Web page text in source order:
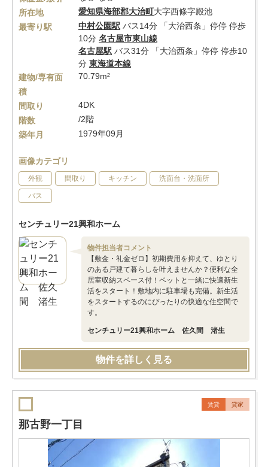
所在地
愛知県海部郡大治町大字西條字殿池
最寄り駅
中村公園駅 バス14分 「大治西条」停停 停歩
10分 名古屋市東山線
名古屋駅 バス31分 「大治西条」停停 停歩10
分 東海道本線
建物/専有面
積
70.79m²
間取り
4DK
階数
/2階
築年月
1979年09月
画像カテゴリ
外観 間取り キッチン 洗面台・洗面所
バス
センチュリー21興和ホーム
物件担当者コメント
【敷金・礼金ゼロ】初期費用を抑えて、ゆとり
のある戸建て暮らしを叶えませんか？便利な全
居室収納スペース付！ペットと一緒に快適新生
活をスタート！敷地内に駐車場も完備。新生活
をスタートするのにぴったりの快適な住空間で
す。
センチュリー21興和ホーム 佐久間 渚生
物件を詳しく見る
賃貸 貸家
那古野一丁目